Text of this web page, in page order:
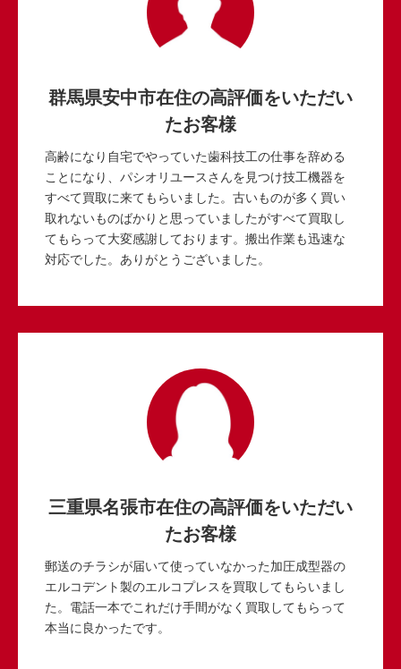
群馬県安中市在住の高評価をいただい
たお客様
高齢になり自宅でやっていた歯科技工の仕事を辞める
ことになり、パシオリユースさんを見つけ技工機器を
すべて買取に来てもらいました。古いものが多く買い
取れないものばかりと思っていましたがすべて買取し
てもらって大変感謝しております。搬出作業も迅速な
対応でした。ありがとうございました。
三重県名張市在住の高評価をいただい
たお客様
郵送のチラシが届いて使っていなかった加圧成型器の
エルコデント製のエルコプレスを買取してもらいまし
た。電話一本でこれだけ手間がなく買取してもらって
本当に良かったです。